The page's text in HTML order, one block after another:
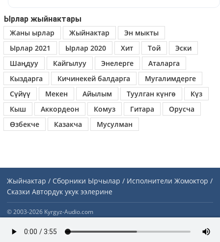
Ырлар жыйнактары
Жаны ырлар
Жыйнактар
Эн мыкты
Ырлар 2021
Ырлар 2020 Хит Той
Эски
Шаңдуу
Кайгылуу Энелерге
Аталарга
Кыздарга
Кичинекей балдарга
Мугалимдерге
Сүйүү
Мекен Айылым Туулган күнгө
Күз
Кыш
Аккордеон Комуз Гитара
Орусча
Өзбекче
Казакча Мусулман
Жыйнактар / Сборники Ырчылар / Исполнители Жомоктор /
Сказки Автордук укук ээлерине
© 2003-2026 Kyrgyz-Audio.com